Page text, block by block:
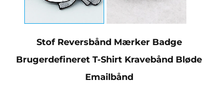
Stof Reversbånd Mærker Badge
Brugerdefineret T-Shirt Kravebånd Bløde
Emailbånd